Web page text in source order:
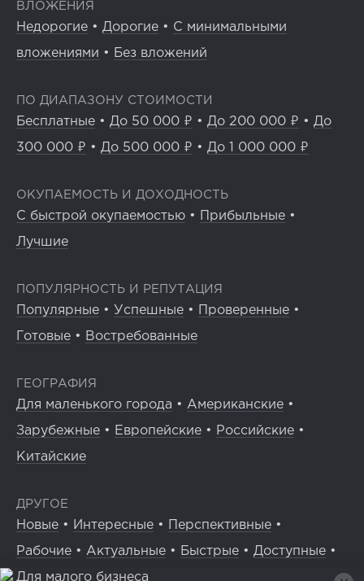
ВЛОЖЕНИЯ
Недорогие • Дорогие • С минимальными
вложениями • Без вложений
ПО ДИАПАЗОНУ СТОИМОСТИ
Бесплатные • До 50 000 ₽ • До 200 000 ₽ • До
300 000 ₽ • До 500 000 ₽ • До 1 000 000 ₽
ОКУПАЕМОСТЬ И ДОХОДНОСТЬ
С быстрой окупаемостью • Прибыльные •
Лучшие
ПОПУЛЯРНОСТЬ И РЕПУТАЦИЯ
Популярные • Успешные • Проверенные •
Готовые • Востребованные
ГЕОГРАФИЯ
Для маленького города • Американские •
Зарубежные • Европейские • Российские •
Китайские
ДРУГОЕ
Новые • Интересные • Перспективные •
Рабочие • Актуальные • Быстрые • Доступные •
Для малого бизнеса